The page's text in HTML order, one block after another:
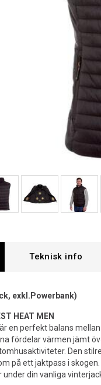
exkl.Powerbank)
HEAT MEN
en perfekt balans
fördelar värmen jämt
Den
på ett jaktpass i
din vanliga